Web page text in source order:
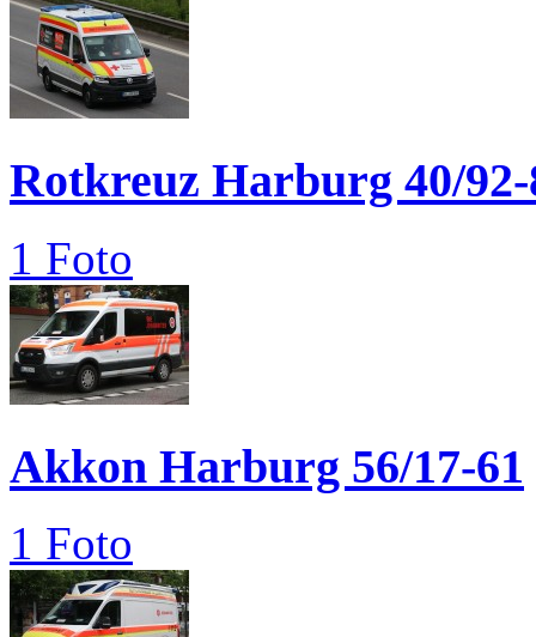
Rotkreuz Harburg 40/92-
1 Foto
Akkon Harburg 56/17-61
1 Foto